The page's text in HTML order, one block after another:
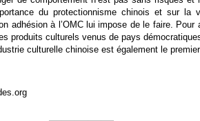
du protectionnisme chinois et sur
adhésion à l’OMC lui impose de le faire.
produits culturels venus de pays
culturelle chinoise est également le